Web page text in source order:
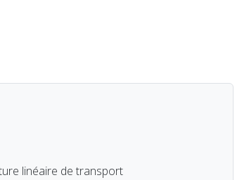
linéaire de transport